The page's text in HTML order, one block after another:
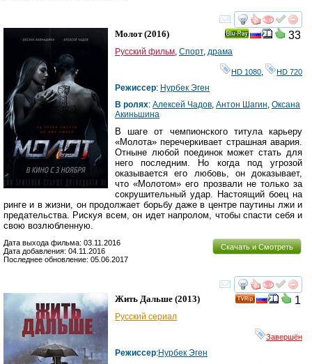
смотреть
33
Молот(2016)
Русский фильм, Спорт, драма
HD 1080 HD 720
Режиссер: Нурбек Эген
В ролях: Алексей Чадов, Антон Шагин, Оксана
Акиньшина
В шаге от чемпионского титула карьеру
«Молота» перечеркивает страшная авария.
Отныне любой поединок может стать для
него последним. Но когда под угрозой
оказывается его любовь, он доказывает,
что «Молотом» его прозвали не только за
сокрушительный удар. Настоящий боец на
ринге и в жизни, он продолжает борьбу даже в центре паутины лжи и
предательства. Рискуя всем, он идет напролом, чтобы спасти себя и
свою возлюбленную.
Скачать и Смотреть
Дата выхода фильма: 03.11.2016
Дата добавления: 04.11.2016
Последнее обновление: 05.06.2017
смотреть
1
Жить Дальше (2013)
Русский сериал
Завершён
Режиссер:Нурбек Эген